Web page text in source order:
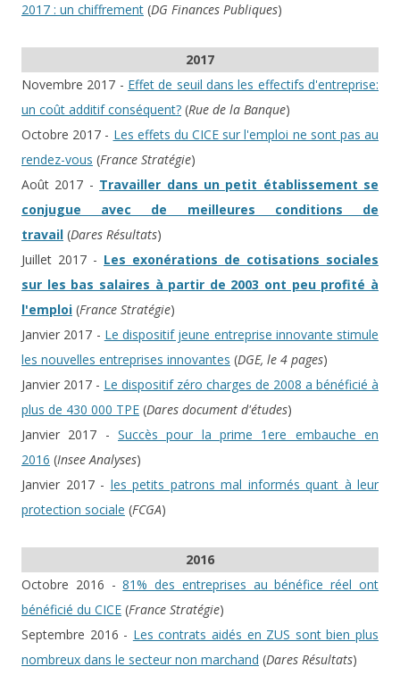
2017 : un chiffrement (DG Finances Publiques)
2017
Novembre 2017 - Effet de seuil dans les effectifs d'entreprise:
un coût additif conséquent? (Rue de la Banque)
Octobre 2017 - Les effets du CICE sur l'emploi ne sont pas au
rendez-vous (France Stratégie)
Août 2017 - Travailler dans un petit établissement se
conjugue avec de meilleures conditions de
travail (Dares Résultats)
Juillet 2017 - Les exonérations de cotisations sociales
sur les bas salaires à partir de 2003 ont peu profité à
l'emploi (France Stratégie)
Janvier 2017 - Le dispositif jeune entreprise innovante stimule
les nouvelles entreprises innovantes (DGE, le 4 pages)
Janvier 2017 - Le dispositif zéro charges de 2008 a bénéficié à
plus de 430 000 TPE (Dares document d'études)
Janvier 2017 - Succès pour la prime 1ere embauche en
2016 (Insee Analyses)
Janvier 2017 - les petits patrons mal informés quant à leur
protection sociale (FCGA)
2016
Octobre 2016 -81% des entreprises au bénéfice réel ont
bénéficié du CICE (France Stratégie)
Septembre 2016 - Les contrats aidés en ZUS sont bien plus
nombreux dans le secteur non marchand (Dares Résultats)